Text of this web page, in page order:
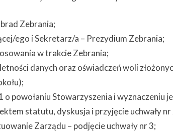
Zebrania;
ego i Sekretarz/a – Prezydium Zebrania;
w trakcie Zebrania;
danych oraz oświadczeń woli
o powołaniu Stowarzyszenia i wyznaczeniu
statutu, dyskusja i przyjęcie uchwały
Zarządu – podjęcie uchwały nr 3;